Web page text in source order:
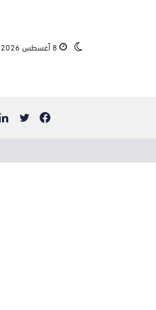
الوضع
تويتر
فيسبوك